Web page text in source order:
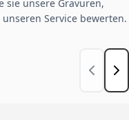
sie unsere Gravuren,
Service bewerten.